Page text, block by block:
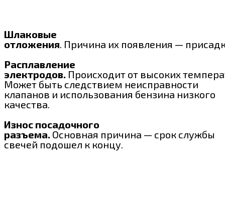
Шлаковые
отложения. Причина их появления —
Расплавление
электродов. Происходит от высоких
Может быть следствием неисправности
клапанов и использования бензина низкого
качества.
Износ посадочного
разъема. Основная причина — срок службы
свечей подошел к концу.